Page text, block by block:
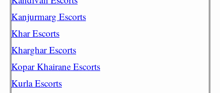
Kanjurmarg Escorts
Khar Escorts
Kharghar Escorts
Kopar Khairane Escorts
Kurla Escorts